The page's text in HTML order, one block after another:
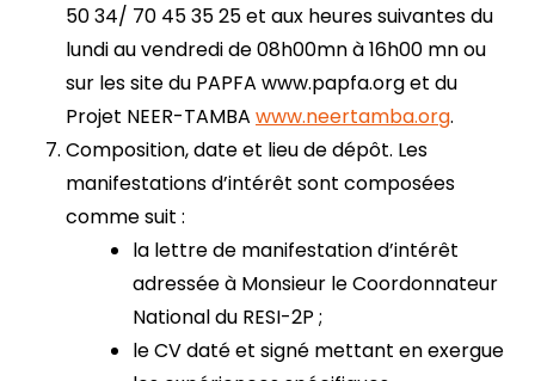
50 34/ 70 45 35 25 et aux heures suivantes du
lundi au vendredi de 08h00mn à 16h00 mn ou
sur les site du PAPFA www.papfa.org et du
Projet NEER-TAMBA www.neertamba.org.
Composition, date et lieu de dépôt. Les
manifestations d’intérêt sont composées
comme suit :
la lettre de manifestation d’intérêt
adressée à Monsieur le Coordonnateur
National du RESI-2P ;
le CV daté et signé mettant en exergue